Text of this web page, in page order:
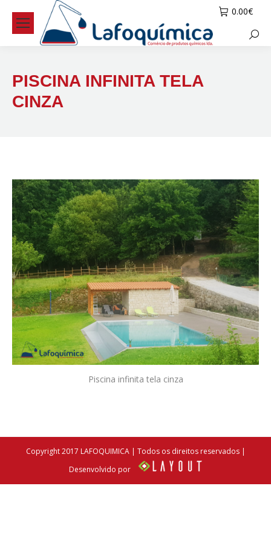
0.00€
PISCINA INFINITA TELA
CINZA
Piscina infinita tela cinza
Copyright 2017 LAFOQUIMICA | Todos os direitos reservados |
Desenvolvido por